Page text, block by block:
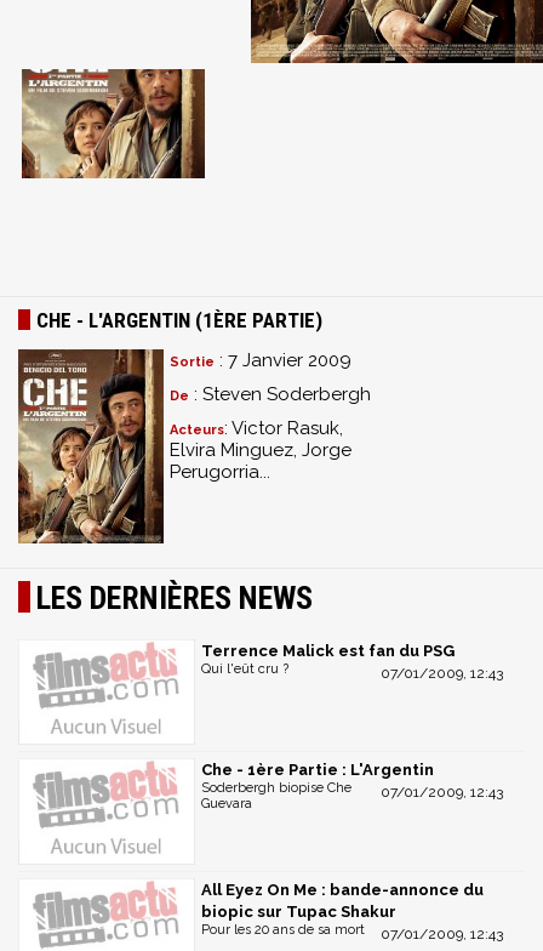
CHE - L'ARGENTIN (1ÈRE PARTIE)
Sortie : 7 Janvier 2009
De : Steven Soderbergh
Acteurs: Victor Rasuk,
Elvira Minguez, Jorge
Perugorria...
LES DERNIÈRES NEWS
Terrence Malick est fan du PSG
07/01/2009, 12:43
Qui l'eût cru ?
Che - 1ère Partie : L'Argentin
07/01/2009, 12:43
Soderbergh biopise Che
Guevara
All Eyez On Me : bande-annonce du
biopic sur Tupac Shakur
07/01/2009, 12:43
Pour les 20 ans de sa mort